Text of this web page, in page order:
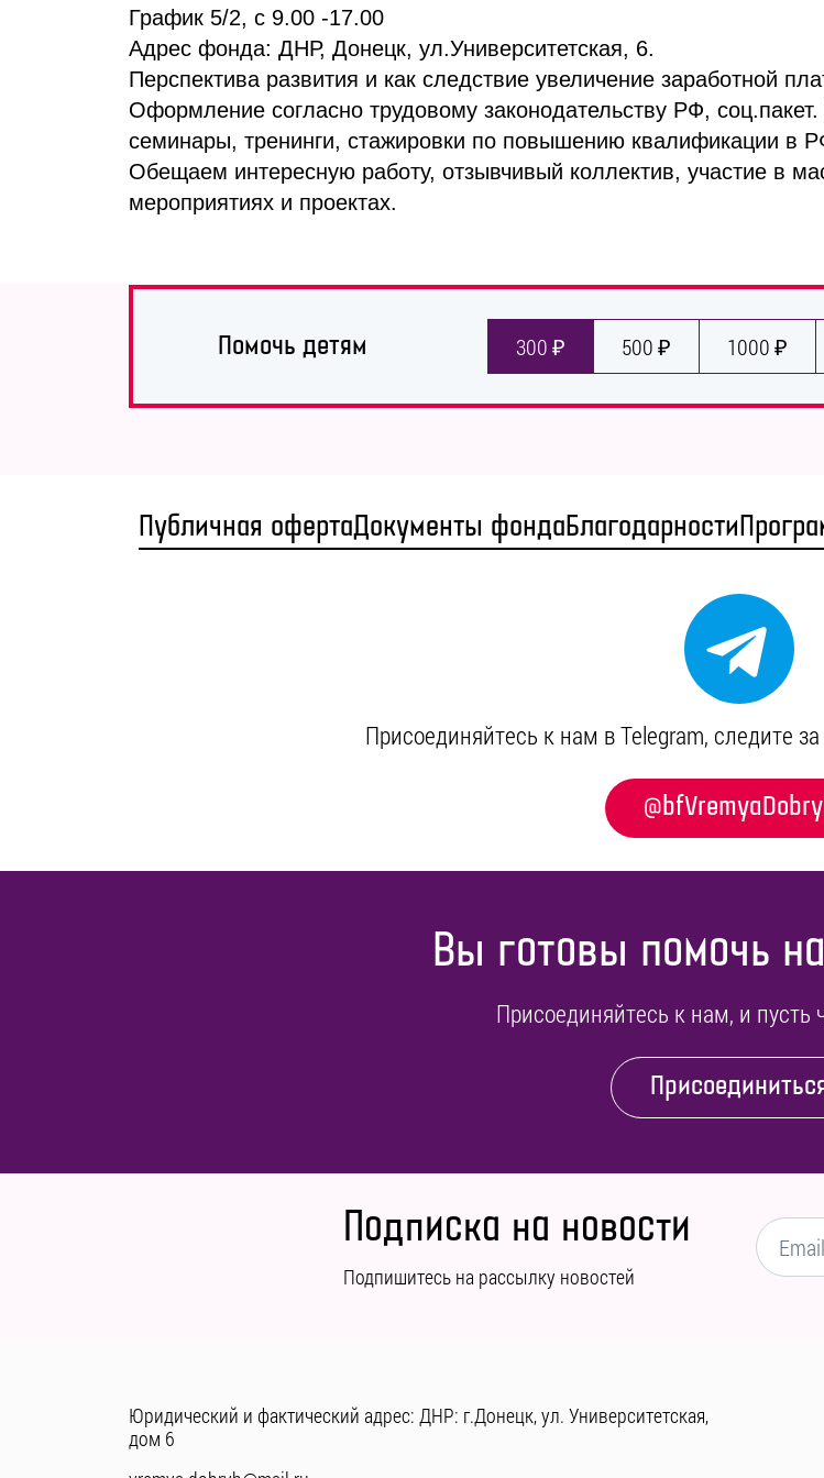
График 5/2, с 9.00 -17.00
Адрес фонда: ДНР, Донецк, ул.Университетская, 6.
Перспектива развития и как следствие увеличение заработной
Оформление согласно трудовому законодательству РФ,
семинары, тренинги, стажировки по повышению квалификации в
Обещаем интересную работу, отзывчивый коллектив, участие в
мероприятиях и проектах.
Помочь детям 300 ₽ 500 ₽ 1000 ₽
Публичная офертаДокументы фондаБлагодарности
Присоединяйтесь к нам в Telegram, cледите
Вы готовы помочь
Присоединяйтесь к нам, и пусть
Подписка на новости
Подпишитесь на рассылку новостей
Юридический и фактический адрес: ДНР: г.Донецк, ул. Университетская,
дом 6